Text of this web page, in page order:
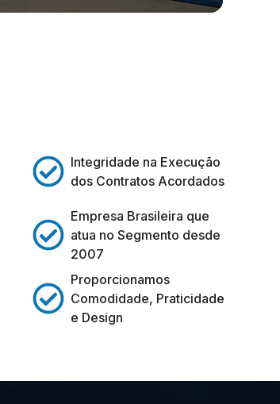
Integridade na Execução
dos Contratos Acordados
Empresa Brasileira que
atua no Segmento desde
2007
Proporcionamos
Comodidade, Praticidade
e Design